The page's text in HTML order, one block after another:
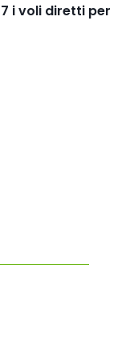
i voli diretti per